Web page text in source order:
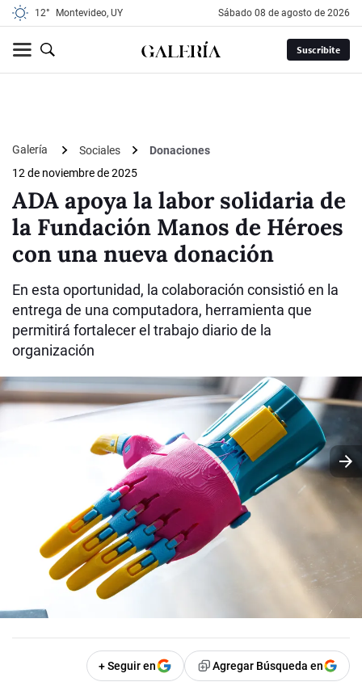
12° Montevideo, UY sábado 08 de agosto de 2026
Suscribite
Galería Sociales
Donaciones
12 de noviembre de 2025
ADA apoya la labor solidaria de
la Fundación Manos de Héroes
con una nueva donación
En esta oportunidad, la colaboración consistió en la
entrega de una computadora, herramienta que
permitirá fortalecer el trabajo diario de la
organización
+ Seguir en Agregar Búsqueda en